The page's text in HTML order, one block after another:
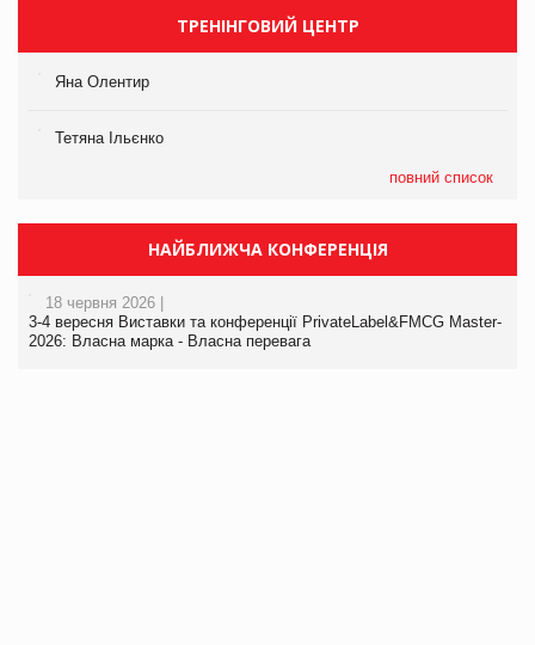
ТРЕНІНГОВИЙ ЦЕНТР
Яна Олентир
Тетяна Ільєнко
повний список
НАЙБЛИЖЧА КОНФЕРЕНЦІЯ
18 червня 2026 |
3-4 вересня Виставки та конференції PrivateLabel&FMCG Master-
2026: Власна марка - Власна перевага